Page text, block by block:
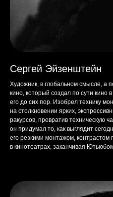
Сергей Эйзенштейн
Художник, в глобальном смысле, а
кино, который создал по сути кино
его до сих пор. Изобрел технику
на столкновении ярких,
ракурсов, превратив техническую
он придумал то, как выглядит
его резкими монтажом,
в кинотеатрах, заканчивая